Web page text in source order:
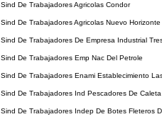
Sind De Trabajadores Agricolas Condor
Sind De Trabajadores Agricolas Nuevo Horizonte
Sind De Trabajadores De Empresa Industrial
Sind De Trabajadores Emp Nac Del Petrole
Sind De Trabajadores Enami Establecimiento
Sind De Trabajadores Ind Pescadores De
Sind De Trabajadores Indep De Botes Fleteros